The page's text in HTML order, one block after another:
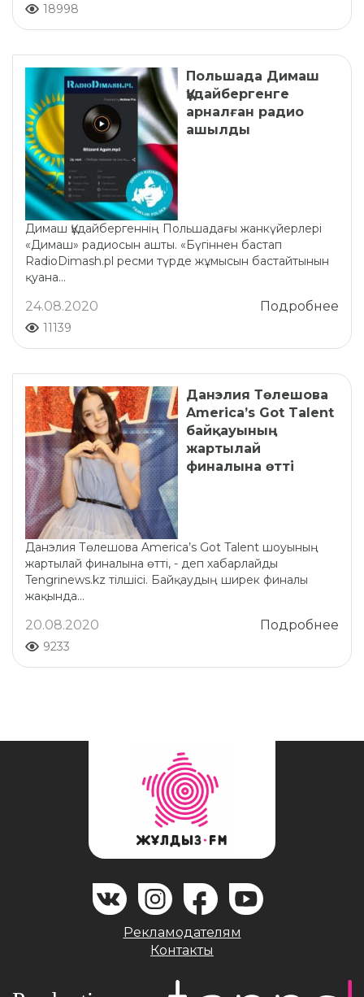
18998
Польшада Димаш
Құдайбергенге
арналған радио
ашылды
Димаш Құдайбергеннің Польшадағы жанкүйерлері
«Димаш» радиосын ашты. «Бүгіннен бастап
RadioDimash.pl ресми түрде жұмысын бастайтынын
қуана...
Подробнее
24.08.2020
11139
Данэлия Төлешова
America’s Got Talent
байқауының
жартылай
финалына өтті
Данэлия Төлешова America’s Got Talent шоуының
жартылай финалына өтті, - деп хабарлайды
Tengrinews.kz тілшісі. Байқаудың ширек финалы
жақында...
Подробнее
20.08.2020
9233
Рекламодателям
Контакты